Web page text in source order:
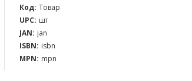
Код: Товар
UPC: шт
JAN: jan
ISBN: isbn
MPN: mpn